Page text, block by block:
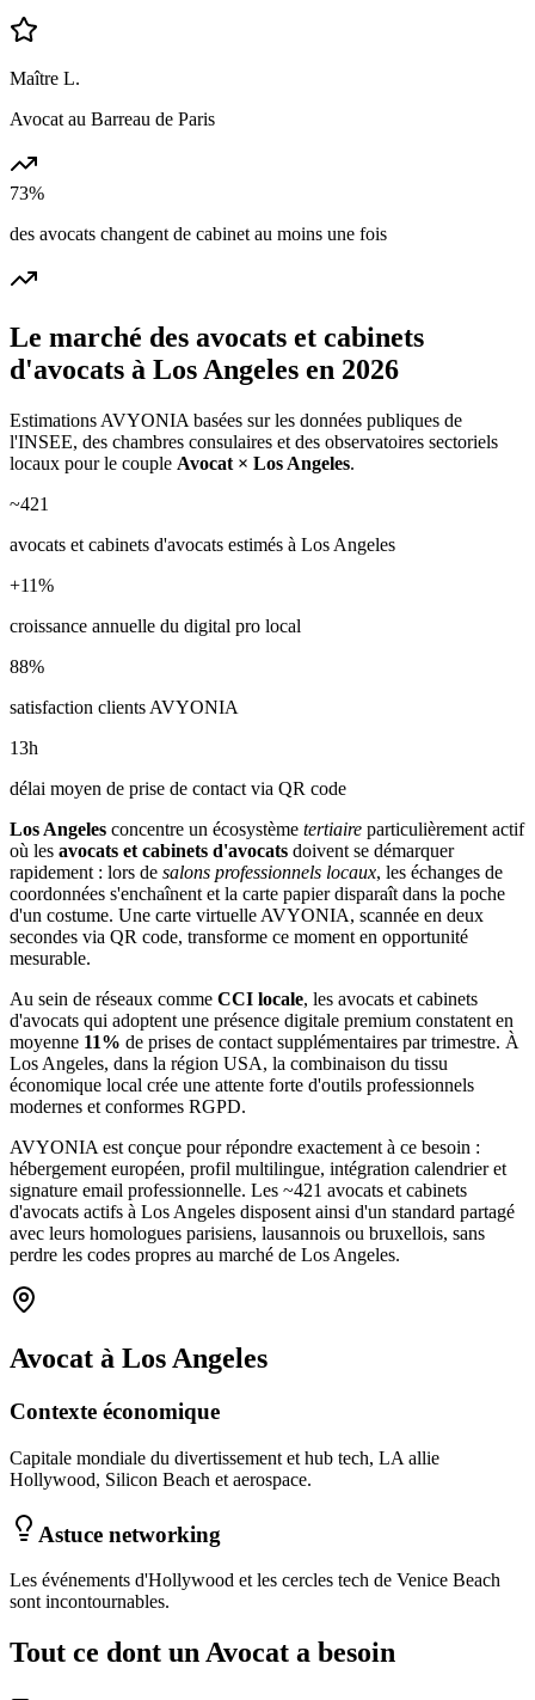
Maître L.
Avocat au Barreau de Paris
73%
des avocats changent de cabinet au moins une fois
Le marché des avocats et cabinets
d'avocats à Los Angeles en 2026
Estimations AVYONIA basées sur les données publiques de
l'INSEE, des chambres consulaires et des observatoires sectoriels
locaux pour le couple Avocat × Los Angeles.
~421
avocats et cabinets d'avocats estimés à Los Angeles
+11%
croissance annuelle du digital pro local
88%
satisfaction clients AVYONIA
13h
délai moyen de prise de contact via QR code
Los Angeles concentre un écosystème tertiaire particulièrement actif
où les avocats et cabinets d'avocats doivent se démarquer
rapidement : lors de salons professionnels locaux, les échanges de
coordonnées s'enchaînent et la carte papier disparaît dans la poche
d'un costume. Une carte virtuelle AVYONIA, scannée en deux
secondes via QR code, transforme ce moment en opportunité
mesurable.
Au sein de réseaux comme CCI locale, les avocats et cabinets
d'avocats qui adoptent une présence digitale premium constatent en
moyenne 11% de prises de contact supplémentaires par trimestre. À
Los Angeles, dans la région USA, la combinaison du tissu
économique local crée une attente forte d'outils professionnels
modernes et conformes RGPD.
AVYONIA est conçue pour répondre exactement à ce besoin :
hébergement européen, profil multilingue, intégration calendrier et
signature email professionnelle. Les ~421 avocats et cabinets
d'avocats actifs à Los Angeles disposent ainsi d'un standard partagé
avec leurs homologues parisiens, lausannois ou bruxellois, sans
perdre les codes propres au marché de Los Angeles.
Avocat à Los Angeles
Contexte économique
Capitale mondiale du divertissement et hub tech, LA allie
Hollywood, Silicon Beach et aerospace.
Astuce networking
Les événements d'Hollywood et les cercles tech de Venice Beach
sont incontournables.
Tout ce dont un Avocat a besoin